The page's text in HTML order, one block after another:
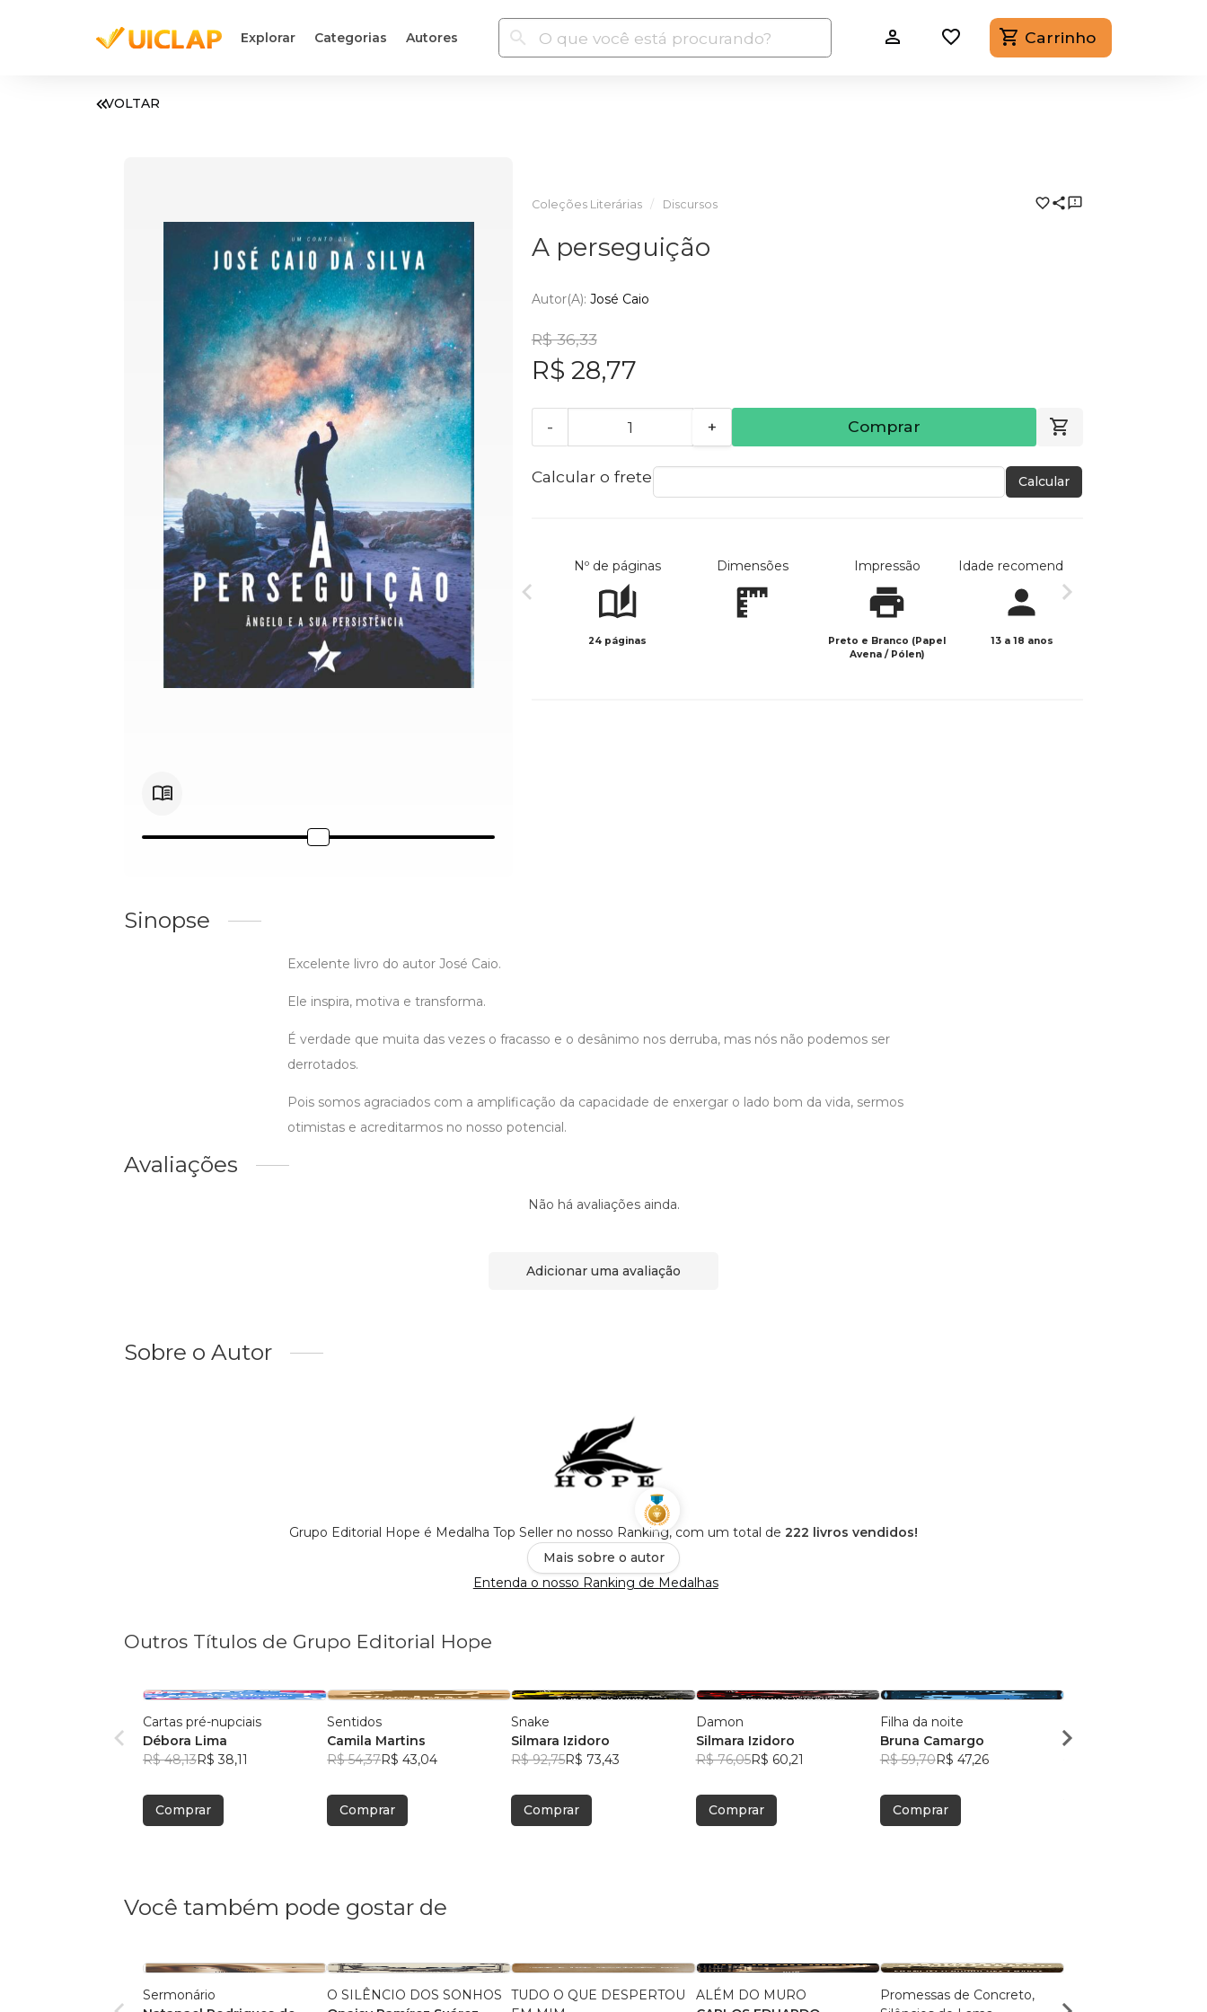
Explorar Categorias Autores Carrinho
VOLTAR
Coleções Literárias Discursos
A perseguição
Autor(a): José Caio
R$ 36,33
R$ 28,77
- + Comprar
Calcular o frete Calcular
Nº de páginas
24 páginas
Dimensões Impressão
Preto e Branco (Papel
Avena / Pólen)
Idade recomendada
13 a 18 anos
Sinopse
Excelente livro do autor José Caio.
Ele inspira, motiva e transforma.
É verdade que muita das vezes o fracasso e o desânimo nos derruba, mas nós não podemos ser
derrotados.
Pois somos agraciados com a amplificação da capacidade de enxergar o lado bom da vida, sermos
otimistas e acreditarmos no nosso potencial.
Avaliações
Não há avaliações ainda.
Adicionar uma avaliação
Sobre o Autor
Grupo Editorial Hope é Medalha Top Seller no nosso Ranking, com um total de 222 livros vendidos!
Mais sobre o autor
Entenda o nosso Ranking de Medalhas
Outros Títulos de Grupo Editorial Hope
Cartas pré-nupciais
Débora Lima
R$ 48,13R$ 38,11
Comprar
Sentidos
Camila Martins
R$ 54,37R$ 43,04
Comprar
Snake
Silmara Izidoro
R$ 92,75R$ 73,43
Comprar
Damon
Silmara Izidoro
R$ 76,05R$ 60,21
Comprar
Filha da noite
Bruna Camargo
R$ 59,70R$ 47,26
Comprar
Ava Telles de
Você também pode gostar de
Sermonário
O SILÊNCIO DOS SONHOS
TUDO O QUE DESPERTOU
ALÉM DO MURO
Promessas de Concreto,